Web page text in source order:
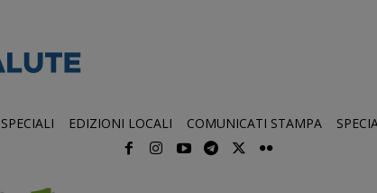
SPECIALI EDIZIONI LOCALI COMUNICATI STAMPA